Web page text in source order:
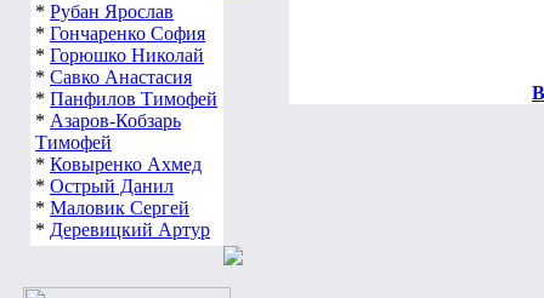
* Рубан Ярослав
* Гончаренко София
* Горюшко Николай
* Савко Анастасия
* Панфилов Тимофей
* Азаров-Кобзарь
Тимофей
* Ковыренко Ахмед
* Острый Данил
* Маловик Сергей
* Деревицкий Артур